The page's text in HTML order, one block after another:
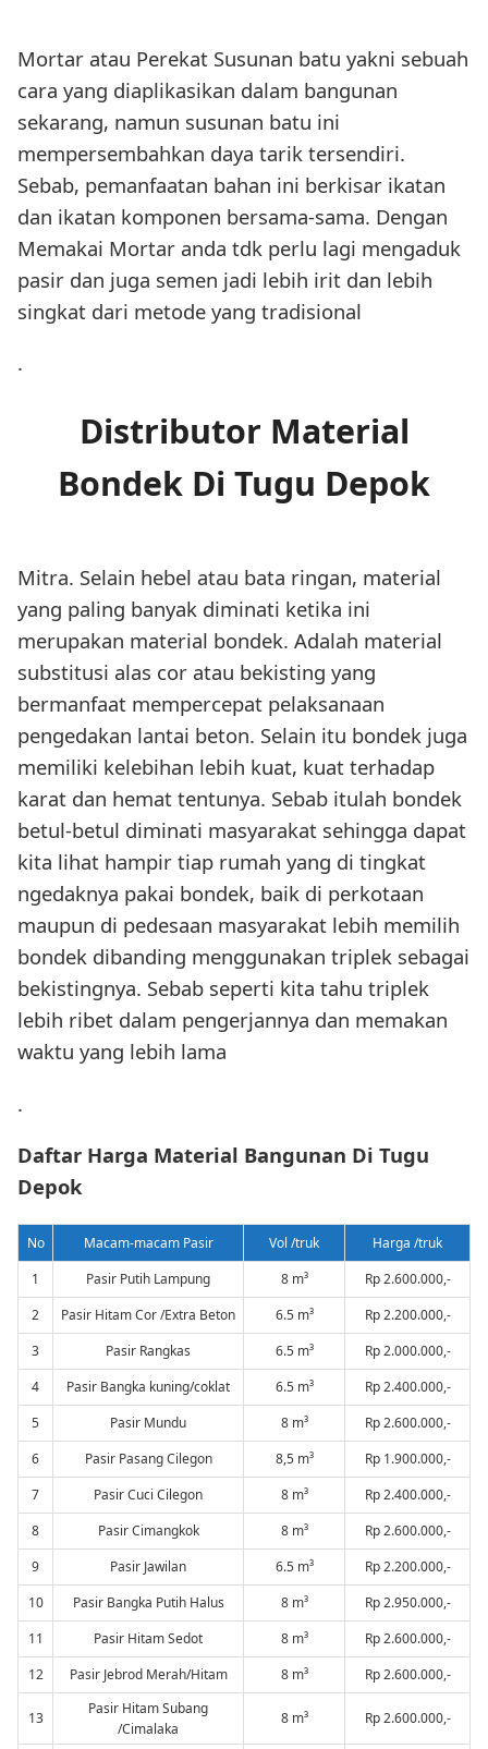
Mortar atau Perekat Susunan batu yakni sebuah
cara yang diaplikasikan dalam bangunan
sekarang, namun susunan batu ini
mempersembahkan daya tarik tersendiri.
Sebab, pemanfaatan bahan ini berkisar ikatan
dan ikatan komponen bersama-sama. Dengan
Memakai Mortar anda tdk perlu lagi mengaduk
pasir dan juga semen jadi lebih irit dan lebih
singkat dari metode yang tradisional
.
Distributor Material
Bondek Di Tugu Depok
Mitra. Selain hebel atau bata ringan, material
yang paling banyak diminati ketika ini
merupakan material bondek. Adalah material
substitusi alas cor atau bekisting yang
bermanfaat mempercepat pelaksanaan
pengedakan lantai beton. Selain itu bondek juga
memiliki kelebihan lebih kuat, kuat terhadap
karat dan hemat tentunya. Sebab itulah bondek
betul-betul diminati masyarakat sehingga dapat
kita lihat hampir tiap rumah yang di tingkat
ngedaknya pakai bondek, baik di perkotaan
maupun di pedesaan masyarakat lebih memilih
bondek dibanding menggunakan triplek sebagai
bekistingnya. Sebab seperti kita tahu triplek
lebih ribet dalam pengerjannya dan memakan
waktu yang lebih lama
.
Daftar Harga Material Bangunan Di Tugu
Depok
No Macam-macam Pasir Vol /truk
Harga /truk
1
Pasir Putih Lampung 8 m³
Rp 2.600.000,-
2
Pasir Hitam Cor /Extra Beton 6.5 m³
Rp 2.200.000,-
3
Pasir Rangkas 6.5 m³
Rp 2.000.000,-
4
Pasir Bangka kuning/coklat 6.5 m³
Rp 2.400.000,-
5
Pasir Mundu 8 m³
Rp 2.600.000,-
6
Pasir Pasang Cilegon 8,5 m³
Rp 1.900.000,-
7
Pasir Cuci Cilegon 8 m³
Rp 2.400.000,-
8
Pasir Cimangkok 8 m³
Rp 2.600.000,-
9
Pasir Jawilan 6.5 m³
Rp 2.200.000,-
10
Pasir Bangka Putih Halus 8 m³
Rp 2.950.000,-
11
Pasir Hitam Sedot 8 m³
Rp 2.600.000,-
12
Pasir Jebrod Merah/Hitam 8 m³ Rp 2.600.000,-
13
Pasir Hitam Subang
/Cimalaka
8 m³ Rp 2.600.000,-